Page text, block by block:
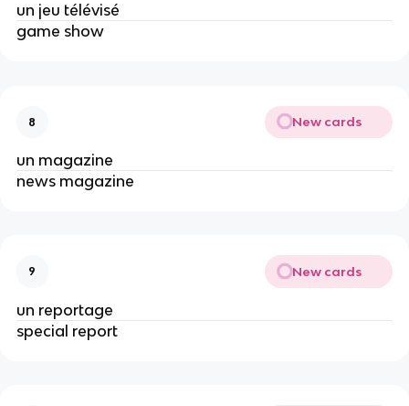
un jeu télévisé
game show
8 New cards
un magazine
news magazine
9 New cards
un reportage
special report